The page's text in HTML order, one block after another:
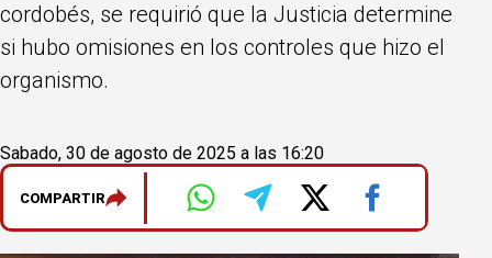
cordobés, se requirió que la Justicia determine
si hubo omisiones en los controles que hizo el
organismo.
Sabado, 30 de agosto de 2025 a las 16:20
COMPARTIR